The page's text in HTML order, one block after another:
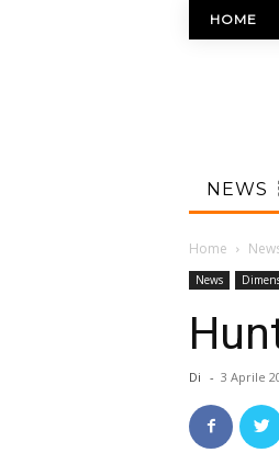
HOME
NEWS
Home
News
Di - 3 Aprile